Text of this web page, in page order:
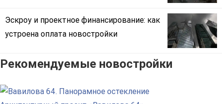
Эскроу и проектное финансирование: как
устроена оплата новостройки
Рекомендуемые новостройки